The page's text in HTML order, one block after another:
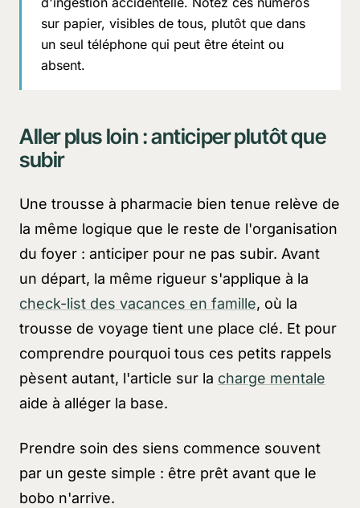
sur papier, visibles de tous, plutôt que dans
un seul téléphone qui peut être éteint ou
absent.
Aller plus loin : anticiper plutôt que
subir
Une trousse à pharmacie bien tenue relève de
la même logique que le reste de l'organisation
du foyer : anticiper pour ne pas subir. Avant
un départ, la même rigueur s'applique à la
check-list des vacances en famille, où la
trousse de voyage tient une place clé. Et pour
comprendre pourquoi tous ces petits rappels
pèsent autant, l'article sur la charge mentale
aide à alléger la base.
Prendre soin des siens commence souvent
par un geste simple : être prêt avant que le
bobo n'arrive.